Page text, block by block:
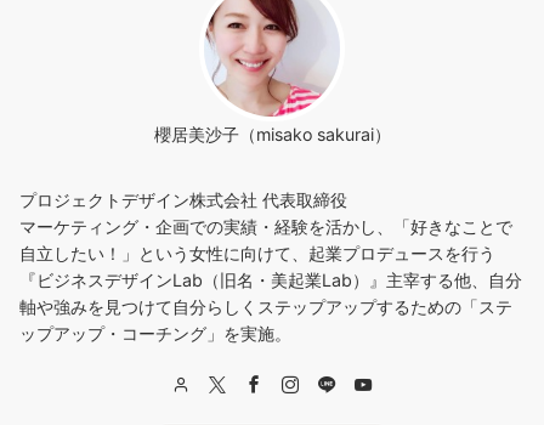
櫻居美沙子（misako sakurai）
プロジェクトデザイン株式会社 代表取締役
マーケティング・企画での実績・経験を活かし、「好きなことで
自立したい！」という女性に向けて、起業プロデュースを行う
『ビジネスデザインLab（旧名・美起業Lab）』主宰する他、自分
軸や強みを見つけて自分らしくステップアップするための「ステ
ップアップ・コーチング」を実施。